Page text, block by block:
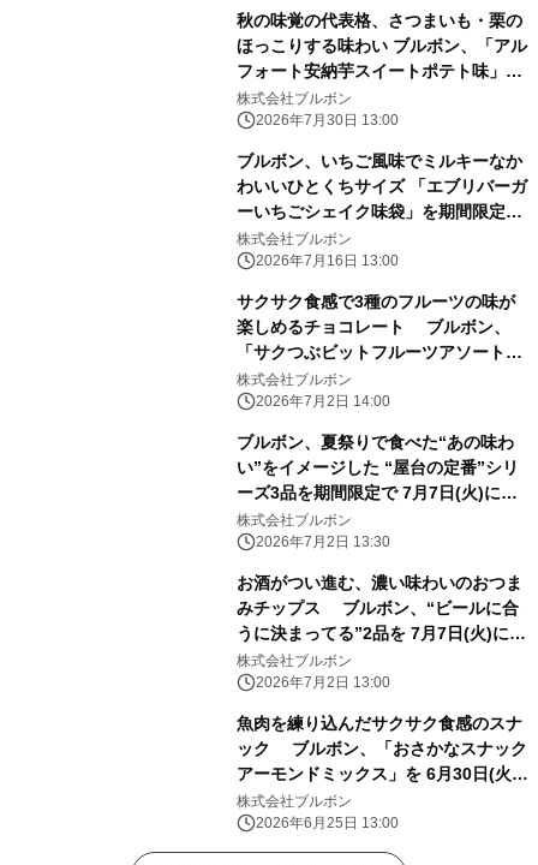
秋の味覚の代表格、さつまいも・栗の
ほっこりする味わい ブルボン、「アル
フォート安納芋スイートポテト味」な
ど 8品を期間限定で8月4日(火)に販売
開始！
株式会社ブルボン
2026年7月30日 13:00
ブルボン、いちご風味でミルキーなか
わいいひとくちサイズ 「エブリバーガ
ーいちごシェイク味袋」を期間限定で
7月21日(火)に新発売！
株式会社ブルボン
2026年7月16日 13:00
サクサク食感で3種のフルーツの味が
楽しめるチョコレート ブルボン、
「サクつぶビットフルーツアソート」
を期間限定で 7月7日(火)に新発売！
株式会社ブルボン
2026年7月2日 14:00
ブルボン、夏祭りで食べた“あの味わ
い”をイメージした “屋台の定番”シリ
ーズ3品を期間限定で 7月7日(火)に新
発売！
株式会社ブルボン
2026年7月2日 13:30
お酒がつい進む、濃い味わいのおつま
みチップス ブルボン、“ビールに合
うに決まってる”2品を 7月7日(火)にコ
ンビニエンスストア先行で新発売！
株式会社ブルボン
2026年7月2日 13:00
魚肉を練り込んだサクサク食感のスナ
ック ブルボン、「おさかなスナック
アーモンドミックス」を 6月30日(火)
に新発売！
株式会社ブルボン
2026年6月25日 13:00